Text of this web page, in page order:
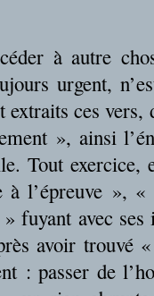
à autre
urgent,
ces vers,
», ainsi
Tout
à l’épreuve »,
fuyant avec ses
avoir trouvé
: passer de